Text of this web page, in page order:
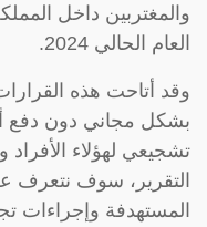
والمغتربين داخل
العام الحالي 2024.
وقد أتاحت هذه
بشكل مجاني دون دفع
تشجيعي لهؤلاء
التقرير، سوف نتعرف
المستهدفة وإجراءات